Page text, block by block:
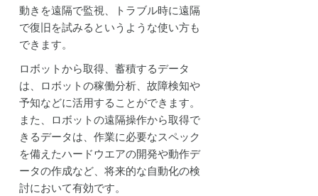
動きを遠隔で監視、トラブル時に遠隔
で復旧を試みるというような使い方も
できます。
ロボットから取得、蓄積するデータ
は、ロボットの稼働分析、故障検知や
予知などに活用することができます。
また、ロボットの遠隔操作から取得で
きるデータは、作業に必要なスペック
を備えたハードウエアの開発や動作デ
ータの作成など、将来的な自動化の検
討において有効です。